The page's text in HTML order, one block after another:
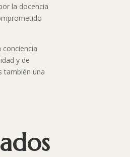
la docencia
conciencia
y de
también una